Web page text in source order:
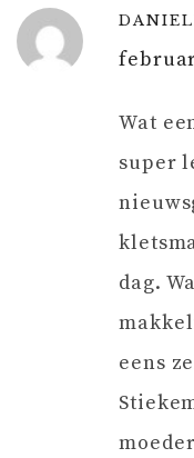
Wat
super
dag.
eens